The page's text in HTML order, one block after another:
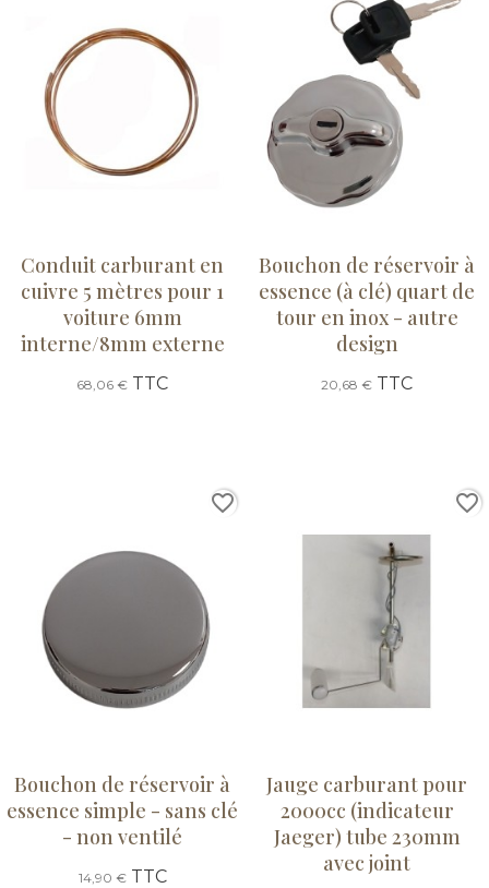
Conduit carburant en
cuivre 5 mètres pour 1
voiture 6mm
interne/8mm externe
68,06 € TTC
Bouchon de réservoir à
essence (à clé) quart de
tour en inox - autre
design
20,68 € TTC
Bouchon de réservoir à
essence simple - sans clé
- non ventilé
14,90 €TTC
favorite_border
Jauge carburant pour
2000cc (indicateur
Jaeger) tube 230mm
avec joint
favorite_border